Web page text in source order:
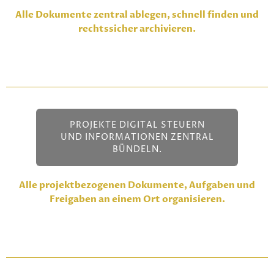
Alle Dokumente zentral ablegen, schnell finden und
rechtssicher archivieren.
PROJEKTE DIGITAL STEUERN
UND INFORMATIONEN ZENTRAL
BÜNDELN.
Alle projektbezogenen Dokumente, Aufgaben und
Freigaben an einem Ort organisieren.